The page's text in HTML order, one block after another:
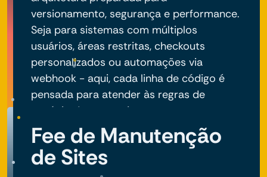
versionamento, segurança e performance.
Seja para sistemas com múltiplos
usuários, áreas restritas, checkouts
personalizados ou automações via
webhook - aqui, cada linha de código é
pensada para atender às regras de
negócio do seu projeto.
Fee de Manutenção
de Sites